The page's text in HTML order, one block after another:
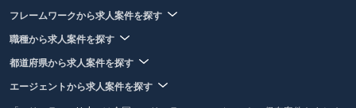
フレームワークから求人案件を探す
職種から求人案件を探す
都道府県から求人案件を探す
エージェントから求人案件を探す